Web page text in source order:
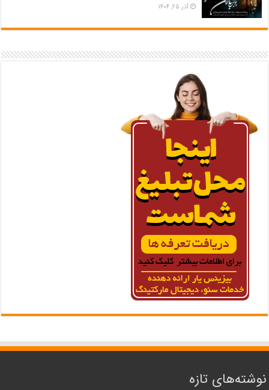
آذر ۲۵, ۱۴۰۴
نوشته‌های تازه